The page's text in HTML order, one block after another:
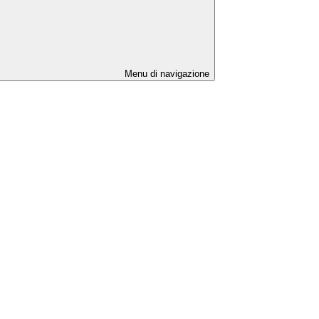
Menu di navigazione